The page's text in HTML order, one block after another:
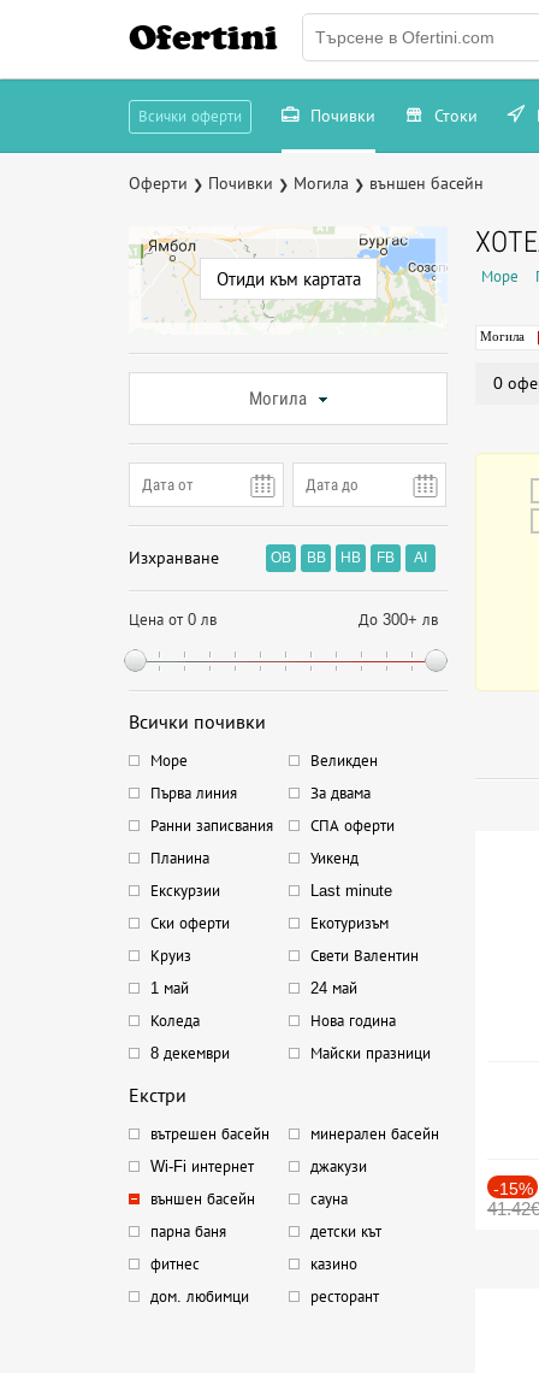
Ofertini
Всички оферти Почивки Стоки
Оферти ❯ Почивки ❯ Могила ❯ външен басейн
Отиди към картата
Могила
Изхранване OB BB HB FB AI
Цена от 0 лв До 300+ лв
Всички почивки
Море
Великден
Първа линия
За двама
Ранни записвания
СПА оферти
Планина
Уикенд
Екскурзии
Last minute
Ски оферти
Екотуризъм
Круиз
Свети Валентин
1 май
24 май
Коледа
Нова година
8 декември
Майски празници
Екстри
вътрешен басейн
минерален басейн
Wi-Fi интернет
джакузи
външен басейн
сауна
парна баня
детски кът
фитнес
казино
дом. любимци
ресторант
Море
Могила
0
-15%
41.42€